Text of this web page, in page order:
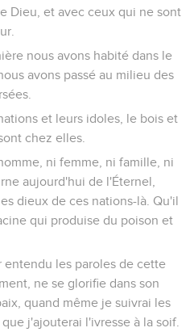
Dieu, et avec ceux qui ne sont
nous avons habité dans le
avons passé au milieu des
et leurs idoles, le bois et
chez elles.
ni femme, ni famille, ni
aujourd'hui de l'Éternel,
dieux de ces nations-là. Qu'il
qui produise du poison et
entendu les paroles de cette
ne se glorifie dans son
quand même je suivrai les
j'ajouterai l'ivresse à la soif.